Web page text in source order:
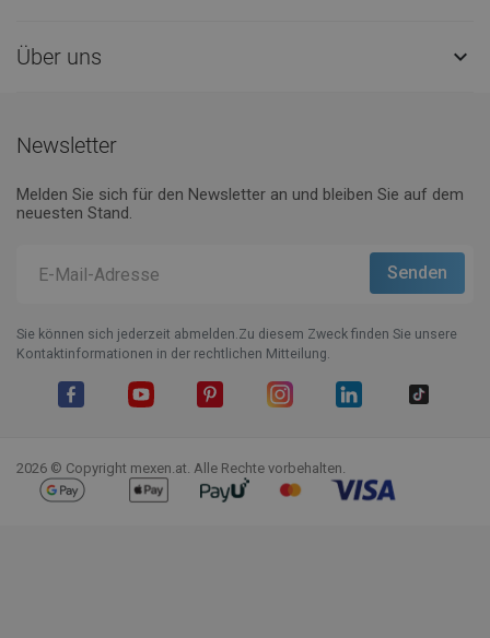
Über uns 
Newsletter
Melden Sie sich für den Newsletter an und bleiben Sie auf dem
neuesten Stand.
Sie können sich jederzeit abmelden.Zu diesem Zweck finden Sie unsere
Kontaktinformationen in der rechtlichen Mitteilung.
2026 © Copyright mexen.at. Alle Rechte vorbehalten.